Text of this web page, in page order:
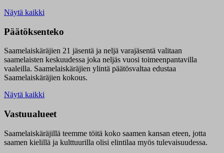
Näytä kaikki
Päätöksenteko
Saamelaiskäräjien 21 jäsentä ja neljä varajäsentä valitaan
saamelaisten keskuudessa joka neljäs vuosi toimeenpantavilla
vaaleilla. Saamelaiskäräjien ylintä päätösvaltaa edustaa
Saamelaiskäräjien kokous.
Näytä kaikki
Vastuualueet
Saamelaiskäräjillä teemme töitä koko saamen kansan eteen, jotta
saamen kielillä ja kulttuurilla olisi elintilaa myös tulevaisuudessa.